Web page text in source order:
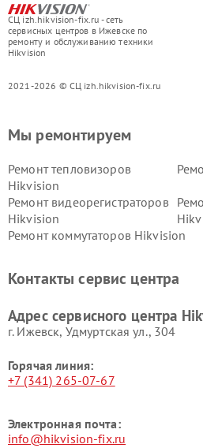
СЦ izh.hikvision-fix.ru - сеть
сервисных центров в Ижевске по
ремонту и обслуживанию техники
Hikvision
2021-2026 © СЦ izh.hikvision-fix.ru
Мы ремонтируем
Ремонт тепловизоров
Hikvision
Ремонт видеорегистраторов
Hikvision
Ремонт коммутаторов Hikvision
Контакты сервис центра
Адрес сервисного центра
г. Ижевск, Удмуртская ул., 304
Горячая линия:
+7 (341) 265-07-67
Электронная почта:
info@hikvision-fix.ru